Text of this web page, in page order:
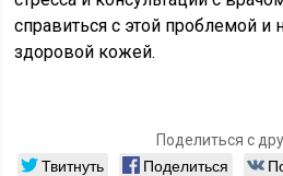
справиться с этой проблемой и
здоровой кожей.
Поделиться с
Твитнуть Поделиться